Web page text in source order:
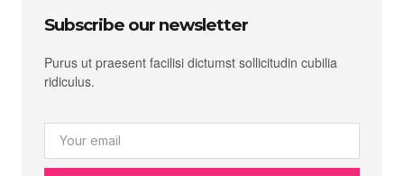
Subscribe our newsletter
Purus ut praesent facilisi dictumst sollicitudin cubilia
ridiculus.